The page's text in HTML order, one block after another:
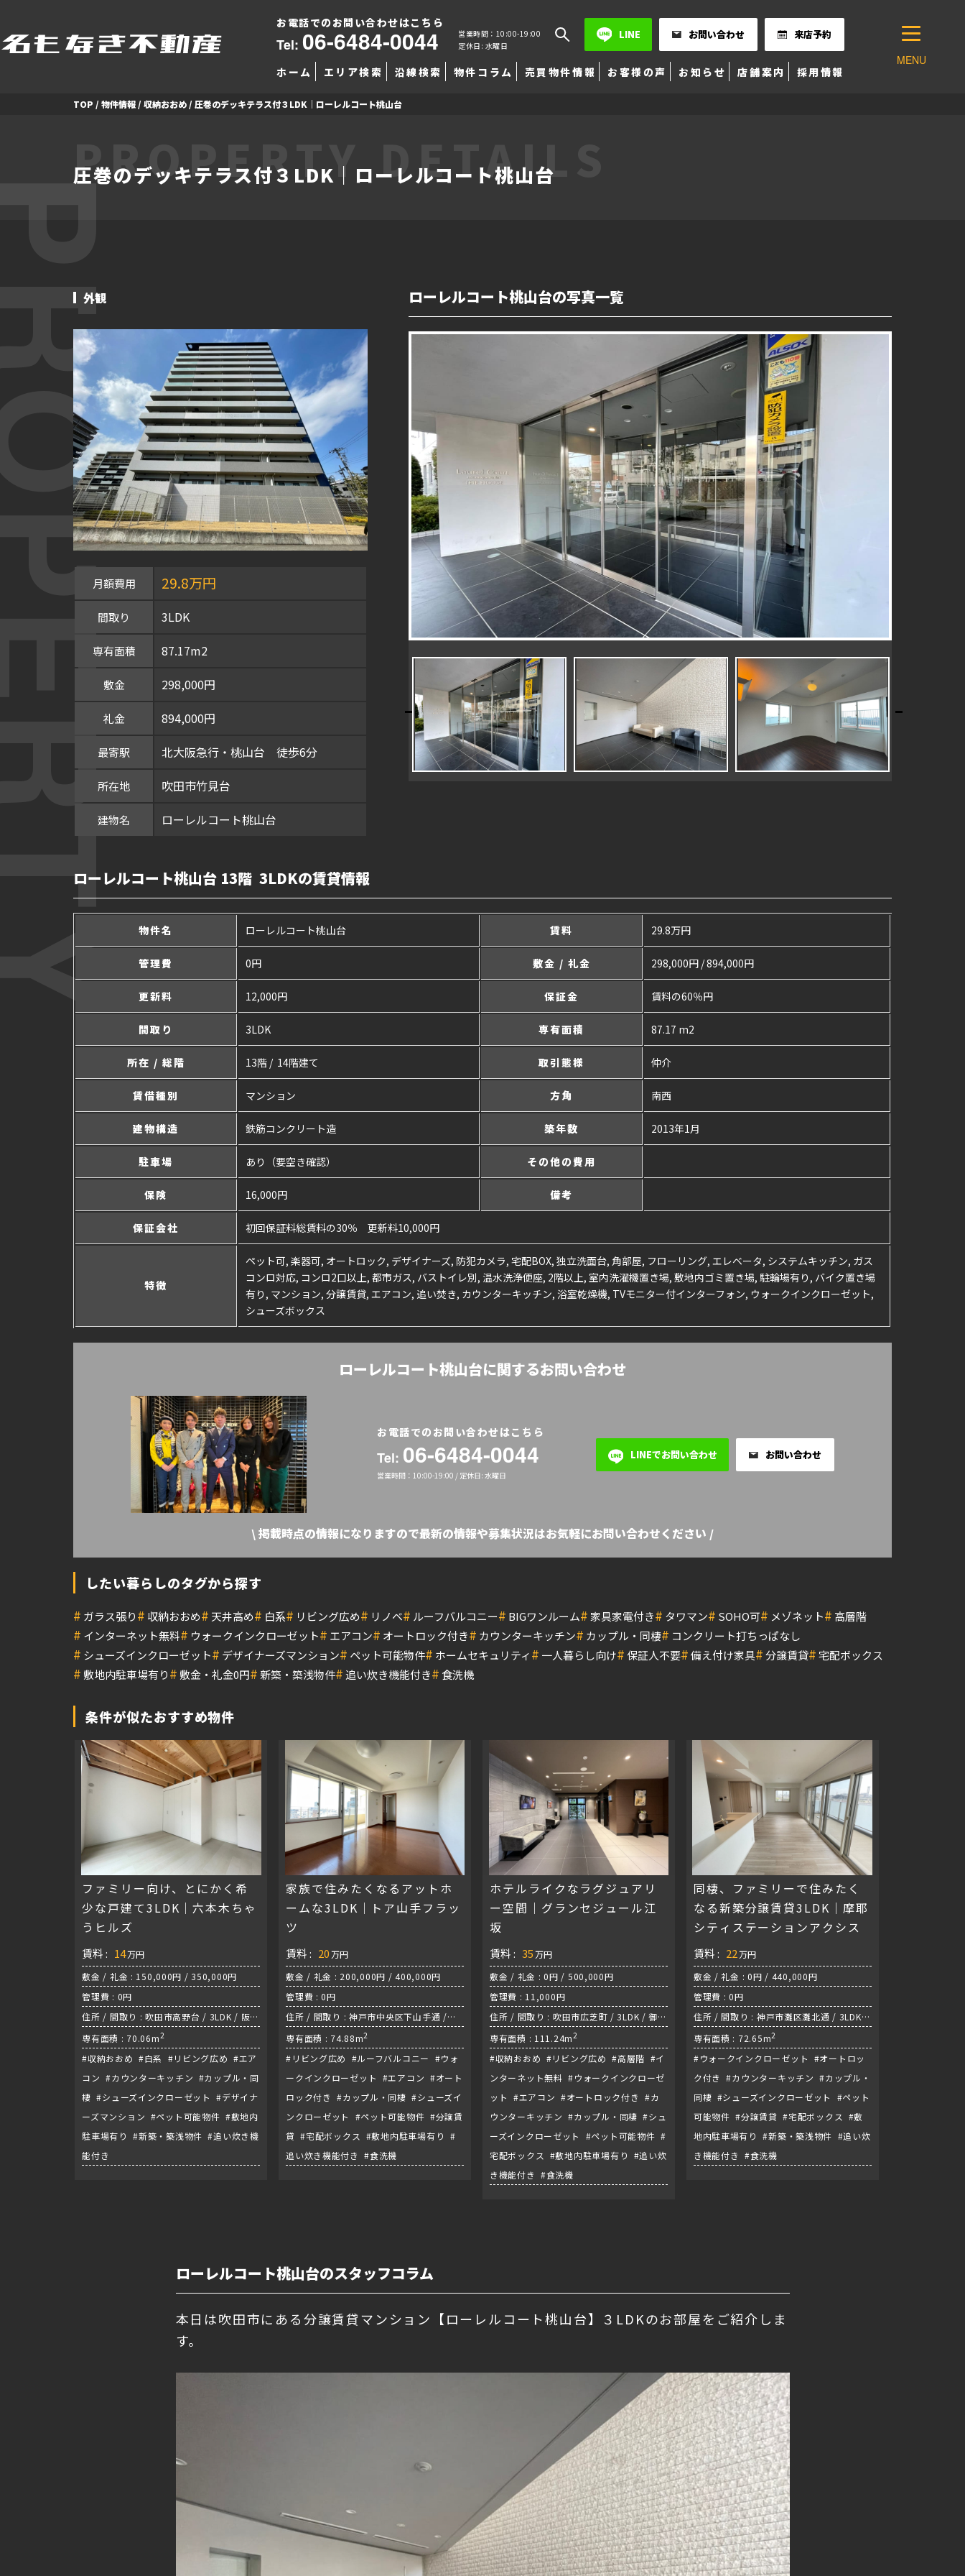
お電話でのお問い合わせはこちら
Tel: 06-6484-0044
営業時間：10:00-19:00
定休日: 水曜日
LINE お問い合わせ 来店予約
ホーム エリア検索 沿線検索 物件コラム 売買物件情報 お客様の声 お知らせ 店舗案内 採用情報
MENU
TOP / 物件情報 / 収納おおめ / 圧巻のデッキテラス付３LDK｜ローレルコート桃山台
PROPERTY DETAILS
圧巻のデッキテラス付３LDK｜ローレルコート桃山台
外観
月額費用 29.8万円
間取り 3LDK
専有面積 87.17m2
敷金 298,000円
礼金 894,000円
最寄駅 北大阪急行・桃山台 徒歩6分
所在地 吹田市竹見台
建物名 ローレルコート桃山台
ローレルコート桃山台の写真一覧
ローレルコート桃山台 13階 3LDKの賃貸情報
物件名 ローレルコート桃山台 賃料 29.8万円
管理費 0円 敷金 / 礼金 298,000円 / 894,000円
更新料 12,000円 保証金 賃料の60％円
間取り 3LDK 専有面積 87.17 m2
所在 / 総階 13階 / 14階建て 取引態様 仲介
賃借種別 マンション 方角 南西
建物構造 鉄筋コンクリート造 築年数 2013年1月
駐車場 あり（要空き確認） その他の費用
保険 16,000円 備考
保証会社 初回保証料総賃料の30％ 更新料10,000円
特徴
ペット可, 楽器可, オートロック, デザイナーズ, 防犯カメラ, 宅配BOX, 独立洗面台, 角部屋, フローリング, エレベータ, システムキッチン, ガス
コンロ対応, コンロ2口以上, 都市ガス, バストイレ別, 温水洗浄便座, 2階以上, 室内洗濯機置き場, 敷地内ゴミ置き場, 駐輪場有り, バイク置き場
有り, マンション, 分譲賃貸, エアコン, 追い焚き, カウンターキッチン, 浴室乾燥機, TVモニター付インターフォン, ウォークインクローゼット,
シューズボックス
ローレルコート桃山台に関するお問い合わせ
お電話でのお問い合わせはこちら
Tel: 06-6484-0044
営業時間：10:00-19:00 / 定休日: 水曜日
LINEでお問い合わせ お問い合わせ
\ 掲載時点の情報になりますので最新の情報や募集状況はお気軽にお問い合わせください /
したい暮らしのタグから探す
# ガラス張り# 収納おおめ# 天井高め# 白系# リビング広め# リノベ# ルーフバルコニー# BIGワンルーム#家具家電付き# タワマン# SOHO可# メゾネット# 高層階
# インターネット無料# ウォークインクローゼット# エアコン# オートロック付き# カウンターキッチン# カップル・同棲# コンクリート打ちっぱなし
# シューズインクローゼット# デザイナーズマンション# ペット可能物件# ホームセキュリティ# 一人暮らし向け#保証人不要#備え付け家具#分譲賃貸#宅配ボックス
# 敷地内駐車場有り# 敷金・礼金0円#新築・築浅物件#追い炊き機能付き# 食洗機
条件が似たおすすめ物件
ファミリー向け、とにかく希
少な戸建て3LDK｜六本木ちゃ
うヒルズ
賃料 : 14万円
敷金 / 礼金 : 150,000円 / 350,000円
管理費 : 0円
住所 / 間取り : 吹田市高野台 / 3LDK / 阪急
千里線『南千里駅』
専有面積 : 70.06m2
#収納おおめ #白系 #リビング広め #エア
コン #カウンターキッチン #カップル・同
棲 #シューズインクローゼット #デザイナ
ーズマンション #ペット可能物件 #敷地内
駐車場有り #新築・築浅物件 #追い炊き機
能付き
家族で住みたくなるアットホ
ームな3LDK｜トア山手フラッ
ツ
賃料 : 20万円
敷金 / 礼金 : 200,000円 / 400,000円
管理費 : 0円
住所 / 間取り : 神戸市中央区下山手通 /
3DK / 各線『三宮駅』
専有面積 : 74.88m2
#リビング広め #ルーフバルコニー #ウォ
ークインクローゼット #エアコン #オート
ロック付き #カップル・同棲 #シューズイ
ンクローゼット #ペット可能物件 #分譲賃
貸 #宅配ボックス #敷地内駐車場有り #
追い炊き機能付き #食洗機
ホテルライクなラグジュアリ
ー空間｜グランセジュール江
坂
賃料 : 35万円
敷金 / 礼金 : 0円 / 500,000円
管理費 : 11,000円
住所 / 間取り : 吹田市広芝町 / 3LDK / 御堂
筋線『江坂駅』
専有面積 : 111.24m2
#収納おおめ #リビング広め #高層階 #イ
ンターネット無料 #ウォークインクローゼ
ット #エアコン #オートロック付き #カ
ウンターキッチン #カップル・同棲 #シュ
ーズインクローゼット #ペット可能物件 #
宅配ボックス #敷地内駐車場有り #追い炊
き機能付き #食洗機
同棲、ファミリーで住みたく
なる新築分譲賃貸3LDK｜摩耶
シティステーションアクシス
賃料 : 22万円
敷金 / 礼金 : 0円 / 440,000円
管理費 : 0円
住所 / 間取り : 神戸市灘区灘北通 / 3LDK /
JR東海道本線『摩耶駅』
専有面積 : 72.65m2
#ウォークインクローゼット #オートロッ
ク付き #カウンターキッチン #カップル・
同棲 #シューズインクローゼット #ペット
可能物件 #分譲賃貸 #宅配ボックス #敷
地内駐車場有り #新築・築浅物件 #追い炊
き機能付き #食洗機
ローレルコート桃山台のスタッフコラム
本日は吹田市にある分譲賃貸マンション【ローレルコート桃山台】３LDKのお部屋をご紹介しま
す。